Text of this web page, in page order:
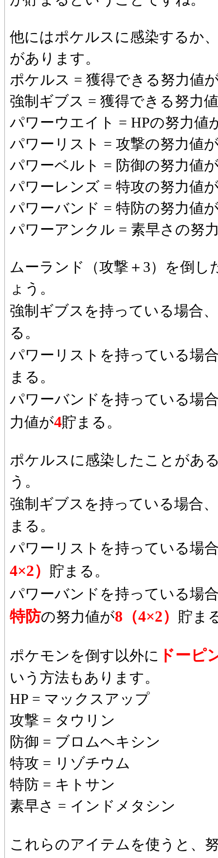
他にはポケルスに感染するか
があります。
ポケルス = 獲得できる努力値
強制ギブス = 獲得できる努力
パワーウエイト = HPの努力値
パワーリスト = 攻撃の努力値
パワーベルト = 防御の努力値
パワーレンズ = 特攻の努力値
パワーバンド = 特防の努力値
パワーアンクル = 素早さの努
ムーランド（攻撃＋3）を倒し
ょう。
強制ギブスを持っている場合、
る。
パワーリストを持っている場
まる。
パワーバンドを持っている場
力値が4貯まる。
ポケルスに感染したことがあ
う。
強制ギブスを持っている場合、
まる。
パワーリストを持っている場
4×2）
貯まる。
パワーバンドを持っている場
特防の努力値が8（4×2） 貯ま
ポケモンを倒す以外に ドーピ
いう方法もあります。
HP = マックスアップ
攻撃 = タウリン
防御 = ブロムヘキシン
特攻 = リゾチウム
特防 = キトサン
素早さ = インドメタシン
これらのアイテムを使うと、